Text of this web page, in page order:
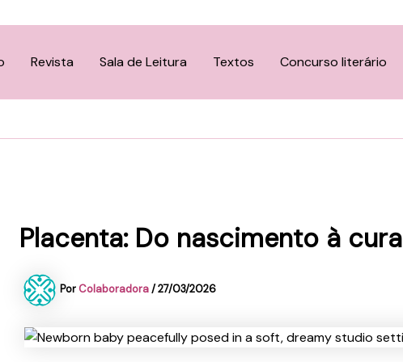
Revista Sala de Leitura Textos Concurso literário
Placenta: Do nascimento à cura
PorColaboradora/27/03/2026